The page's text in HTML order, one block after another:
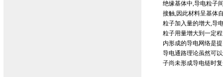
绝缘基体中,导电粒子
接触,因此材料呈基体
粒子加入量的增大,导
粒子用量增大到一定
内形成的导电网络是
导电通路理论虽然可
子尚未形成导电链时